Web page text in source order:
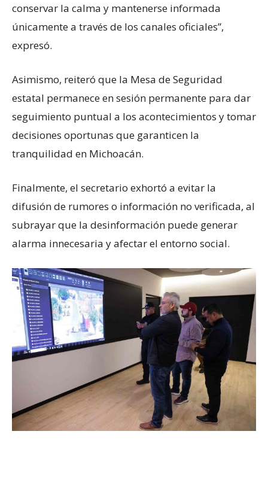
conservar la calma y mantenerse informada
únicamente a través de los canales oficiales”,
expresó.
Asimismo, reiteró que la Mesa de Seguridad
estatal permanece en sesión permanente para dar
seguimiento puntual a los acontecimientos y tomar
decisiones oportunas que garanticen la
tranquilidad en Michoacán.
Finalmente, el secretario exhortó a evitar la
difusión de rumores o información no verificada, al
subrayar que la desinformación puede generar
alarma innecesaria y afectar el entorno social.